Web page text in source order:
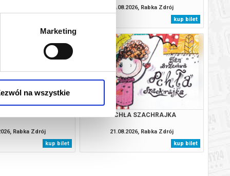
Marketing
na wszystkie
14.08.2026, Rabka Zdrój
kup bilet
Rabka Zdrój
kup bilet
PCHŁA SZACHRAJKA
21.08.2026, Rabka Zdrój
kup bilet